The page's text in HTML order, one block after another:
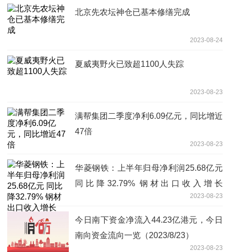
北京先农坛神仓已基本修缮完成
2023-08-24
夏威夷野火已致超1100人失踪
2023-08-23
满帮集团二季度净利6.09亿元，同比增近
47倍
2023-08-23
华菱钢铁：上半年归母净利润25.68亿元
同比降32.79% 钢材出口收入增长
2023-08-23
今日南下资金净流入44.23亿港元，今日
南向资金流向一览（2023/8/23）
2023-08-23